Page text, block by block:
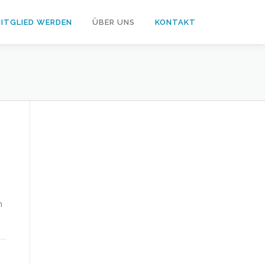
WERDEN ÜBER UNS KONTAKT